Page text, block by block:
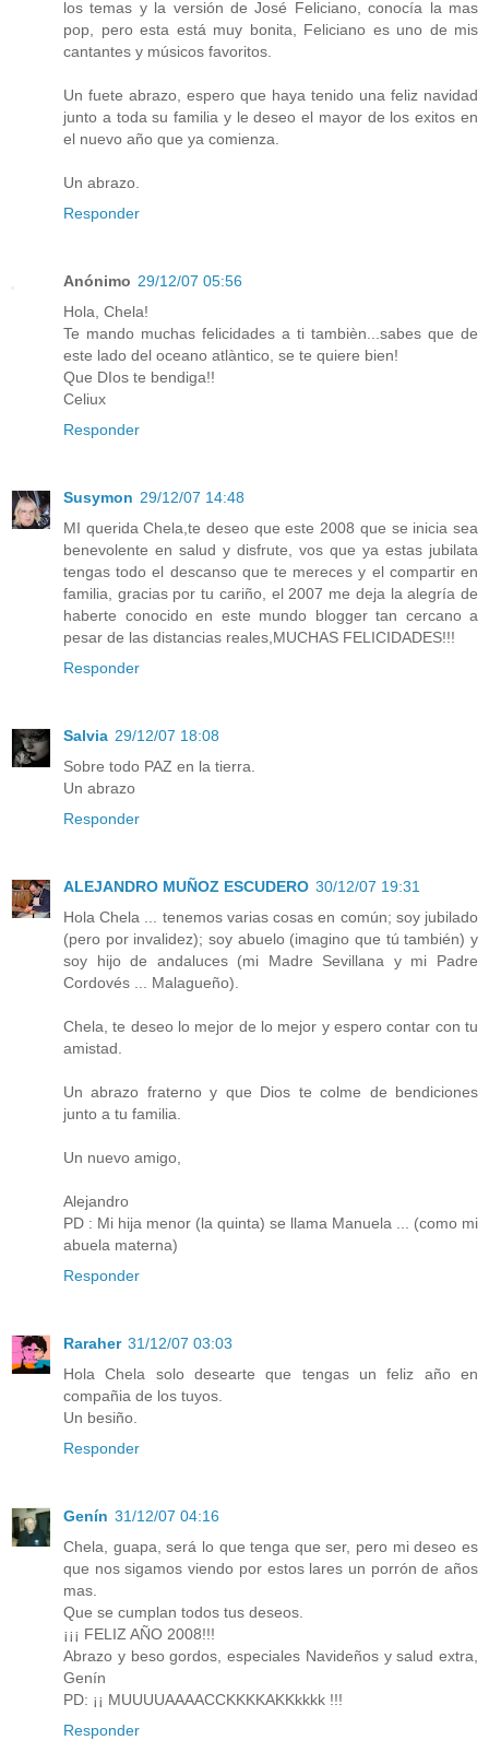
los temas y la versión de José Feliciano, conocía la mas
pop, pero esta está muy bonita, Feliciano es uno de mis
cantantes y músicos favoritos.
Un fuete abrazo, espero que haya tenido una feliz navidad
junto a toda su familia y le deseo el mayor de los exitos en
el nuevo año que ya comienza.
Un abrazo.
Responder
Anónimo 29/12/07 05:56
Hola, Chela!
Te mando muchas felicidades a ti tambièn...sabes que de
este lado del oceano atlàntico, se te quiere bien!
Que DIos te bendiga!!
Celiux
Responder
Susymon 29/12/07 14:48
MI querida Chela,te deseo que este 2008 que se inicia sea
benevolente en salud y disfrute, vos que ya estas jubilata
tengas todo el descanso que te mereces y el compartir en
familia, gracias por tu cariño, el 2007 me deja la alegría de
haberte conocido en este mundo blogger tan cercano a
pesar de las distancias reales,MUCHAS FELICIDADES!!!
Responder
Salvia 29/12/07 18:08
Sobre todo PAZ en la tierra.
Un abrazo
Responder
ALEJANDRO MUÑOZ ESCUDERO 30/12/07 19:31
Hola Chela ... tenemos varias cosas en común; soy jubilado
(pero por invalidez); soy abuelo (imagino que tú también) y
soy hijo de andaluces (mi Madre Sevillana y mi Padre
Cordovés ... Malagueño).
Chela, te deseo lo mejor de lo mejor y espero contar con tu
amistad.
Un abrazo fraterno y que Dios te colme de bendiciones
junto a tu familia.
Un nuevo amigo,
Alejandro
PD : Mi hija menor (la quinta) se llama Manuela ... (como mi
abuela materna)
Responder
Raraher 31/12/07 03:03
Hola Chela solo desearte que tengas un feliz año en
compañia de los tuyos.
Un besiño.
Responder
Genín 31/12/07 04:16
Chela, guapa, será lo que tenga que ser, pero mi deseo es
que nos sigamos viendo por estos lares un porrón de años
mas.
Que se cumplan todos tus deseos.
¡¡¡ FELIZ AÑO 2008!!!
Abrazo y beso gordos, especiales Navideños y salud extra,
Genín
PD: ¡¡ MUUUUAAAACCKKKKAKKkkkk !!!
Responder